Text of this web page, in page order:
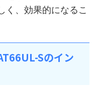
く、効果的になるこ
Sのイン